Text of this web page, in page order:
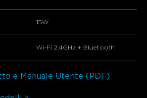
15W
Wi-Fi 2,4GHz + Bluetooth
e Manuale Utente (PDF)